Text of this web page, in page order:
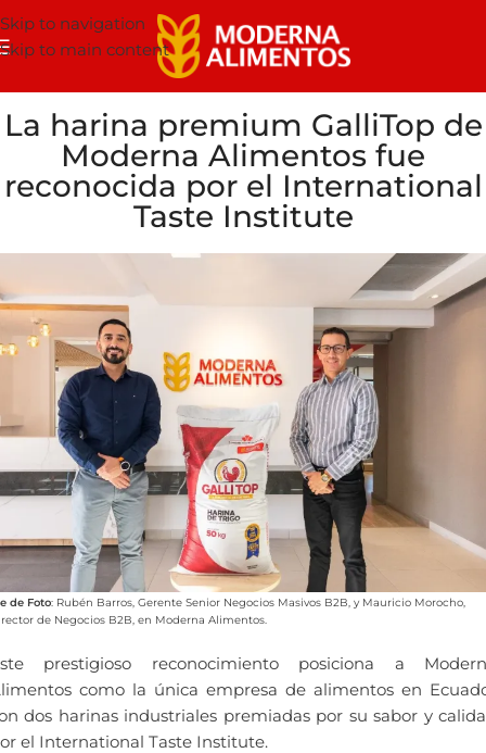
Skip to navigation
Skip to main content
La harina premium GalliTop de
Moderna Alimentos fue
reconocida por el International
Taste Institute
de Foto: Rubén Barros, Gerente Senior Negocios Masivos B2B, y Mauricio Morocho,
de Negocios B2B, en Moderna Alimentos.
prestigioso reconocimiento posiciona a
como la única empresa de alimentos en
dos harinas industriales premiadas por su sabor y
el International Taste Institute.